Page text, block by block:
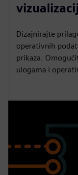
Dizajnirajte
operativnih
prikaza.
ulogama i